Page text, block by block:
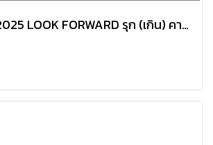
LOOK FORWARD รุก (เกิน) คาด
หม่ 5 เรื่อง 5 รส ให้ได้ชมกันตลอดทั้ง